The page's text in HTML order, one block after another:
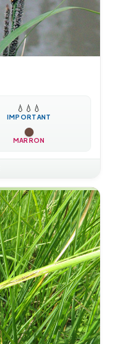
💧 💧 💧
IMPORTANT
MARRON